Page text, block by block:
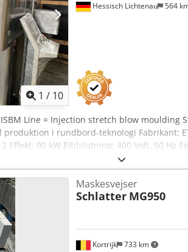
1 / 10
Hessisch Lichtenau 564
Line = Injection stretch blow
i rundbord-teknologi Fabrikant:
Effekt: 90 kW Eltilslutning: 400 Volt, 50 Hz
Kortrijk 733 km
Maskesvejser
Schlatter MG950